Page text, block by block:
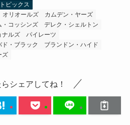
ピックス
オリオールズ
カムデン・ヤーズ
・コッシンズ
デレク・シェルトン
ナルズ
パイレーツ
ド・ブラック
ブランドン・ハイド
ズ
シェアしてね！